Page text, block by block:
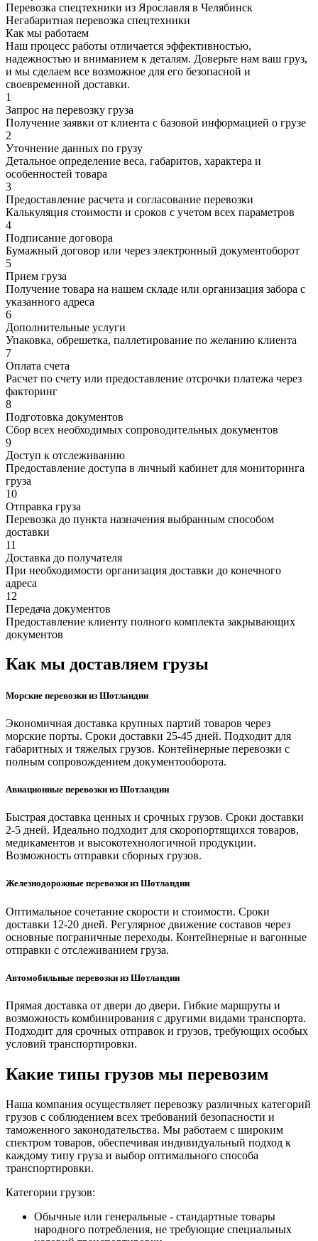
Перевозка спецтехники из Ярославля в Челябинск
Негабаритная перевозка спецтехники
Как мы работаем
Наш процесс работы отличается эффективностью,
надежностью и вниманием к деталям. Доверьте нам ваш груз,
и мы сделаем все возможное для его безопасной и
своевременной доставки.
1
Запрос на перевозку груза
Получение заявки от клиента с базовой информацией о грузе
2
Уточнение данных по грузу
Детальное определение веса, габаритов, характера и
особенностей товара
3
Предоставление расчета и согласование перевозки
Калькуляция стоимости и сроков с учетом всех параметров
4
Подписание договора
Бумажный договор или через электронный документоборот
5
Прием груза
Получение товара на нашем складе или организация забора с
указанного адреса
6
Дополнительные услуги
Упаковка, обрешетка, паллетирование по желанию клиента
7
Оплата счета
Расчет по счету или предоставление отсрочки платежа через
факторинг
8
Подготовка документов
Сбор всех необходимых сопроводительных документов
9
Доступ к отслеживанию
Предоставление доступа в личный кабинет для мониторинга
груза
10
Отправка груза
Перевозка до пункта назначения выбранным способом
доставки
11
Доставка до получателя
При необходимости организация доставки до конечного
адреса
12
Передача документов
Предоставление клиенту полного комплекта закрывающих
документов
Как мы доставляем грузы
Морские перевозки из Шотландии
Экономичная доставка крупных партий товаров через
морские порты. Сроки доставки 25-45 дней. Подходит для
габаритных и тяжелых грузов. Контейнерные перевозки с
полным сопровождением документооборота.
Авиационные перевозки из Шотландии
Быстрая доставка ценных и срочных грузов. Сроки доставки
2-5 дней. Идеально подходит для скоропортящихся товаров,
медикаментов и высокотехнологичной продукции.
Возможность отправки сборных грузов.
Железнодорожные перевозки из Шотландии
Оптимальное сочетание скорости и стоимости. Сроки
доставки 12-20 дней. Регулярное движение составов через
основные пограничные переходы. Контейнерные и вагонные
отправки с отслеживанием груза.
Автомобильные перевозки из Шотландии
Прямая доставка от двери до двери. Гибкие маршруты и
возможность комбинирования с другими видами транспорта.
Подходит для срочных отправок и грузов, требующих особых
условий транспортировки.
Какие типы грузов мы перевозим
Наша компания осуществляет перевозку различных категорий
грузов с соблюдением всех требований безопасности и
таможенного законодательства. Мы работаем с широким
спектром товаров, обеспечивая индивидуальный подход к
каждому типу груза и выбор оптимального способа
транспортировки.
Категории грузов:
Обычные или генеральные - стандартные товары
народного потребления, не требующие специальных